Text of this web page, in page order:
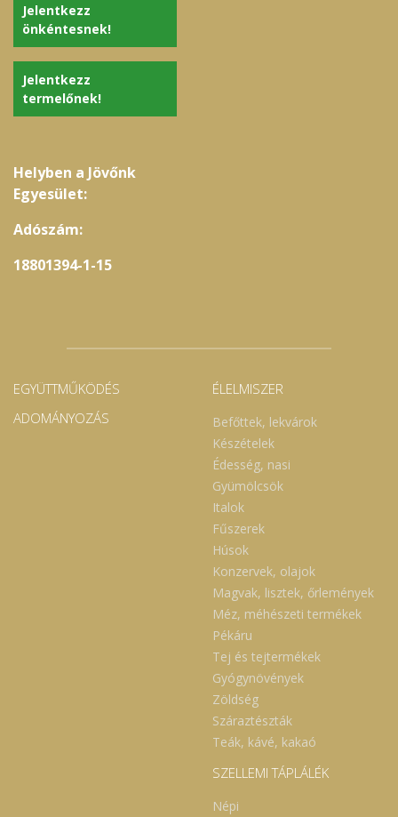
Jelentkezz
önkéntesnek!
Jelentkezz
termelőnek!
Helyben a Jövőnk
Egyesület:
Adószám:
18801394-1-15
EGYÜTTMŰKÖDÉS
ADOMÁNYOZÁS
ÉLELMISZER
Befőttek, lekvárok
Készételek
Édesség, nasi
Gyümölcsök
Italok
Fűszerek
Húsok
Konzervek, olajok
Magvak, lisztek, őrlemények
Méz, méhészeti termékek
Pékáru
Tej és tejtermékek
Gyógynövények
Zöldség
Száraztészták
Teák, kávé, kakaó
SZELLEMI TÁPLÁLÉK
Népi